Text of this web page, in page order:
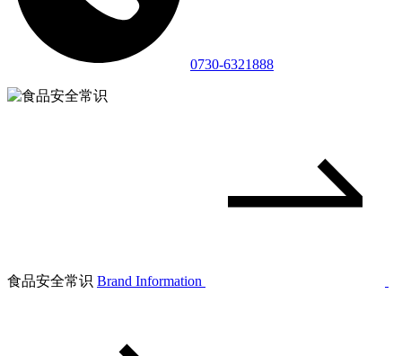
0730-6321888
食品安全常识 Brand Information